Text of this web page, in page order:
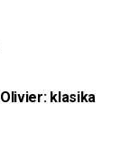
klasika